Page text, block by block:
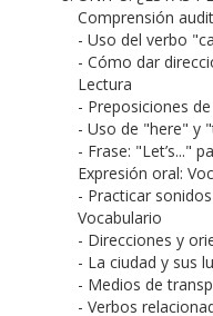
Comprensión
- Uso del verbo
- Cómo dar
Lectura
- Preposiciones
- Uso de "here" y
- Frase: "Let’s..."
Expresión oral:
- Practicar
Vocabulario
- Direcciones y
- La ciudad y sus
- Medios de
- Verbos